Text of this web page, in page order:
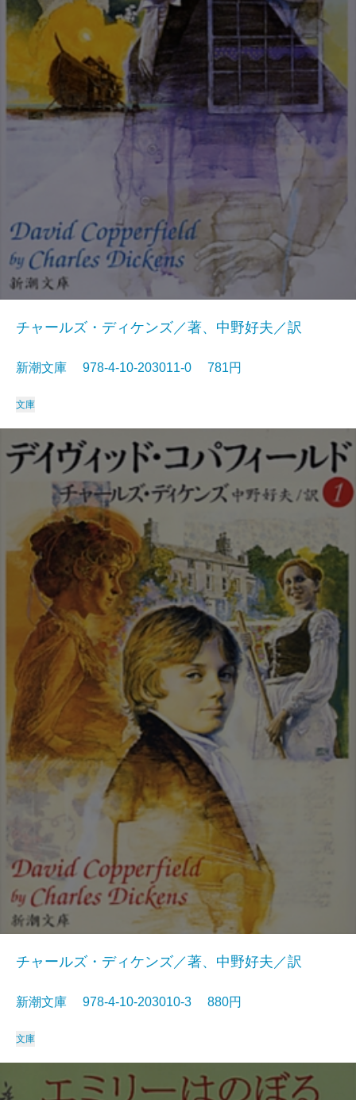
チャールズ・ディケンズ／著、中野好夫／訳
新潮文庫 978-4-10-203011-0 781円
文庫
チャールズ・ディケンズ／著、中野好夫／訳
新潮文庫 978-4-10-203010-3 880円
文庫